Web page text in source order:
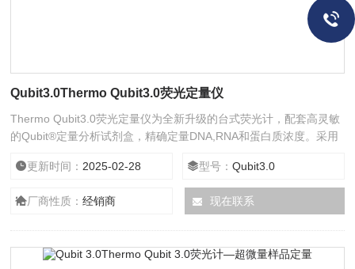
Qubit3.0Thermo Qubit3.0荧光定量仪
Thermo Qubit3.0荧光定量仪为全新升级的台式荧光计，配套高灵敏
的Qubit®定量分析试剂盒，精确定量DNA,RNA和蛋白质浓度。采用
光信号，从而报告靶分子的浓度，因此这种特异性可以使您获得比传
更新时间： 2025-02-28 型号：Qubit3.0
厂商性质：经销商 现在联系